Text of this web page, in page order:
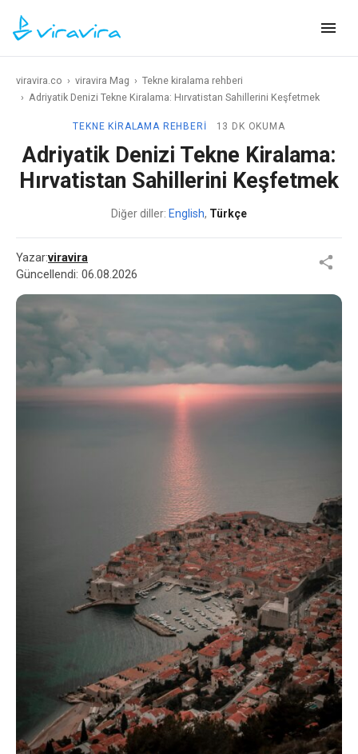
viravira.co › viravira Mag › Tekne kiralama rehberi
› Adriyatik Denizi Tekne Kiralama: Hırvatistan Sahillerini Keşfetmek
TEKNE KIRALAMA REHBERI 13 DK OKUMA
Adriyatik Denizi Tekne Kiralama:
Hırvatistan Sahillerini Keşfetmek
Diğer diller: English, Türkçe
Yazar:viravira
Güncellendi: 06.08.2026